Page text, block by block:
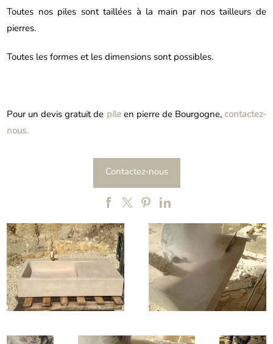
Toutes nos piles sont taillées à la main par nos tailleurs de
pierres.
Toutes les formes et les dimensions sont possibles.
Pour un devis gratuit de pileen pierre de Bourgogne, contactez-
nous.
Contactez-nous